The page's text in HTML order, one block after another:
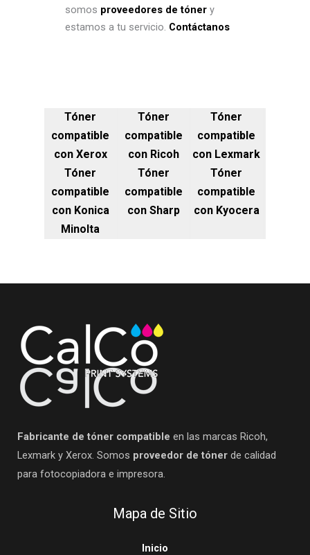
somos proveedores de tóner y
estamos a tu servicio. Contáctanos
Tóner
compatible
con Xerox
Tóner
compatible
con Ricoh
Tóner
compatible
con Lexmark
Tóner
compatible
con Konica
Minolta
Tóner
compatible
con Sharp
Tóner
compatible
con Kyocera
Fabricante de tóner compatible en las marcas Ricoh,
Lexmark y Xerox. Somos proveedor de tóner de calidad
para fotocopiadora e impresora.
Mapa de Sitio
Inicio